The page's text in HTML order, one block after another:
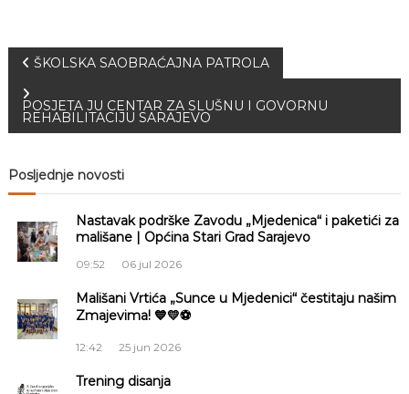
N
i
g
a
c
ŠKOLSKA SAOBRAĆAJNA PATROLA
POSJETA JU CENTAR ZA SLUŠNU I GOVORNU
REHABILITACIJU SARAJEVO
Posljednje novosti
Nastavak podrške Zavodu „Mjedenica“ i paketići za
mališane | Općina Stari Grad Sarajevo
09:52 06 jul 2026
Mališani Vrtića „Sunce u Mjedenici“ čestitaju našim
Zmajevima! 💙💛⚽
12:42 25 jun 2026
Trening disanja